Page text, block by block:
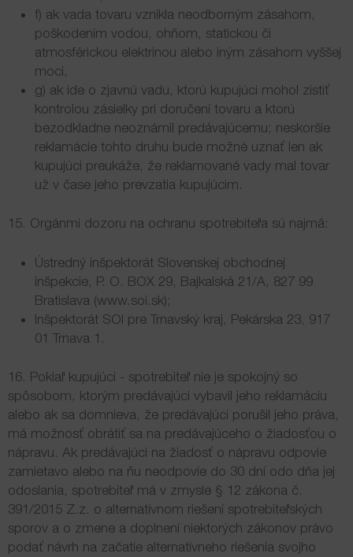
f) ak vada tovaru vznikla neodborným zásahom,
poškodením vodou, ohňom, statickou či
atmosférickou elektrinou alebo iným zásahom vyššej
moci,
g) ak ide o zjavnú vadu, ktorú kupujúci mohol zistiť
kontrolou zásielky pri doručení tovaru a ktorú
bezodkladne neoznámil predávajúcemu; neskoršie
reklamácie tohto druhu bude možné uznať len ak
kupujúci preukáže, že reklamované vady mal tovar
už v čase jeho prevzatia kupujúcim.
15. Orgánmi dozoru na ochranu spotrebiteľa sú najmä:
Ústredný inšpektorát Slovenskej obchodnej
inšpekcie, P. O. BOX 29, Bajkalská 21/A, 827 99
Bratislava (www.soi.sk);
Inšpektorát SOI pre Trnavský kraj, Pekárska 23, 917
01 Trnava 1.
16. Pokiaľ kupujúci - spotrebiteľ nie je spokojný so
spôsobom, ktorým predávajúci vybavil jeho reklamáciu
alebo ak sa domnieva, že predávajúci porušil jeho práva,
má možnosť obrátiť sa na predávajúceho o žiadosťou o
nápravu. Ak predávajúci na žiadosť o nápravu odpovie
zamietavo alebo na ňu neodpovie do 30 dní odo dňa jej
odoslania, spotrebiteľ má v zmysle § 12 zákona č.
391/2015 Z.z. o alternatívnom riešení spotrebiteľských
sporov a o zmene a doplnení niektorých zákonov právo
podať návrh na začatie alternatívneho riešenia svojho